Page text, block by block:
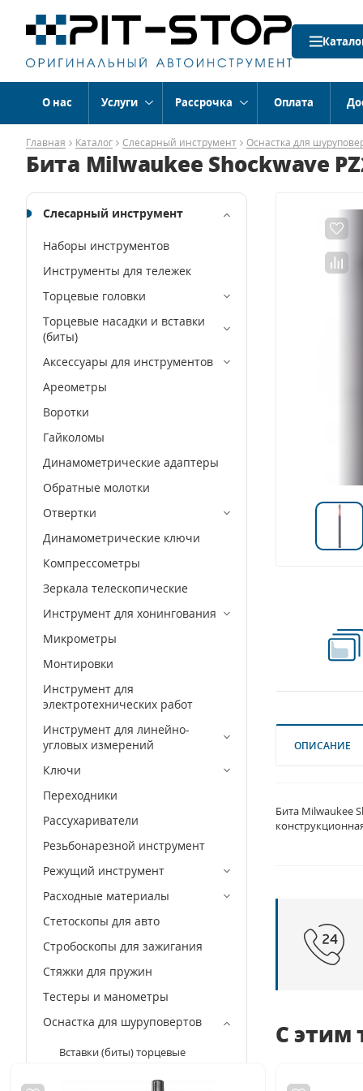
О нас Услуги Рассрочка Оплата
Главная Каталог Слесарный инструмент Оснастка для
Бита Milwaukee Shockwave
Слесарный инструмент
Наборы инструментов
Инструменты для тележек
Торцевые головки
Торцевые насадки и вставки
(биты)
Аксессуары для инструментов
Ареометры
Воротки
Гайколомы
Динамометрические адаптеры
Обратные молотки
Отвертки
Динамометрические ключи
Компрессометры
Зеркала телескопические
Инструмент для хонингования
Микрометры
Монтировки
Инструмент для
электротехнических работ
Инструмент для линейно-
угловых измерений
Ключи
Переходники
Рассухариватели
Резьбонарезной инструмент
Режущий инструмент
Расходные материалы
Стетоскопы для авто
Стробоскопы для зажигания
Стяжки для пружин
Тестеры и манометры
Оснастка для шуруповертов
Вставки (биты) торцевые
ОПИСАНИЕ
Бита Milwaukee
С этим